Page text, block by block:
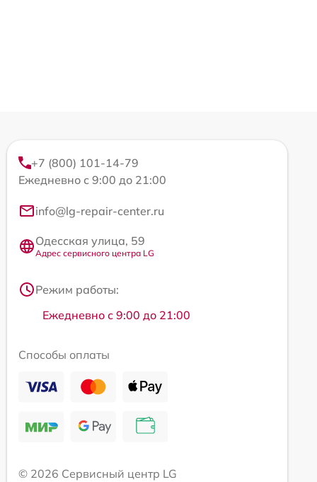
+7 (800) 101-14-79
Ежедневно с 9:00 до 21:00
info@lg-repair-center.ru
Одесская улица, 59
Адрес сервисного центра LG
Режим работы:
Ежедневно с 9:00 до 21:00
Способы оплаты
© 2026 Сервисный центр LG